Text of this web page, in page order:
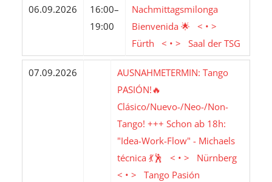
06.09.2026
16:00–
19:00
Nachmittagsmilonga
Bienvenida 🌟 < • >
Fürth < • > Saal der TSG
07.09.2026
AUSNAHMETERMIN: Tango
PASIÓN!🔥
Clásico/Nuevo-/Neo-/Non-
Tango! +++ Schon ab 18h:
"Idea-Work-Flow" - Michaels
técnica 💃🕺 < • > Nürnberg
< • > Tango Pasión